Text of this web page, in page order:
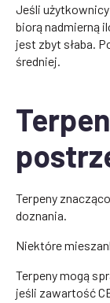
Jeśli
biorą nadmierną
jest zbyt słaba.
średniej.
Terpeny
doznania.
Niektóre
Terpeny mogą
jeśli zawartość